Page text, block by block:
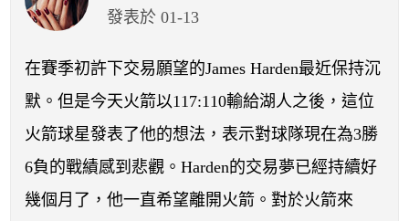
開賽列表
運彩教學專區
發表於 01-13
在賽季初許下交易願望的James Harden最近保持沉
默。但是今天火箭以117:110輸給湖人之後，這位
火箭球星發表了他的想法，表示對球隊現在為3勝
6負的戰績感到悲觀。Harden的交易夢已經持續好
幾個月了，他一直希望離開火箭。對於火箭來